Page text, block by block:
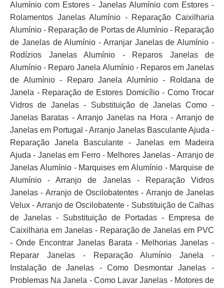
Alumínio com Estores - Janelas Alumínio com Estores -
Rolamentos Janelas Alumínio - Reparação Caixilharia
Alumínio - Reparação de Portas de Alumínio - Reparação
de Janelas de Alumínio - Arranjar Janelas de Alumínio -
Rodízios Janelas Alumínio - Reparos Janelas de
Alumínio - Reparo Janela Alumínio - Reparos em Janelas
de Alumínio - Reparo Janela Alumínio - Roldana de
Janela - Reparação de Estores Domicílio - Como Trocar
Vidros de Janelas - Substituição de Janelas Como -
Janelas Baratas - Arranjo Janelas na Hora - Arranjo de
Janelas em Portugal - Arranjo Janelas Basculante Ajuda -
Reparação Janela Basculante - Janelas em Madeira
Ajuda - Janelas em Ferro - Melhores Janelas - Arranjo de
Janelas Alumínio - Marquises em Alumínio - Marquise de
Alumínio - Arranjo de Janelas - Reparação Vidros
Janelas - Arranjo de Oscilobatentes - Arranjo de Janelas
Velux - Arranjo de Oscilobatente - Substituição de Calhas
de Janelas - Substituição de Portadas - Empresa de
Caixilharia em Janelas - Reparação de Janelas em PVC
- Onde Encontrar Janelas Barata - Melhorias Janelas -
Reparar Janelas - Reparação Alumínio Janela -
Instalação de Janelas - Como Desmontar Janelas -
Problemas Na Janela - Como Lavar Janelas - Motores de